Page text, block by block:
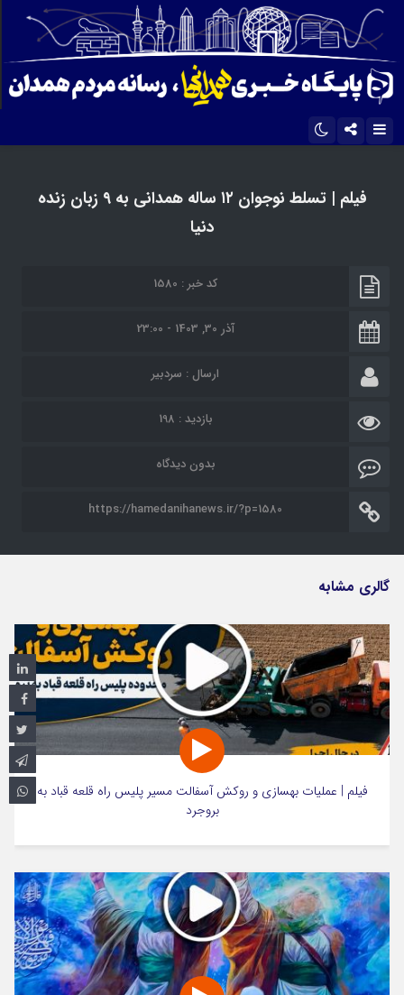
ایتا
آپارات
فیلم | تسلط نوجوان ۱۲ ساله همدانی به ۹ زبان زنده
دنیا
کد خبر : 1580
آذر 30, 1403 - 23:00
ارسال : سردبیر
بازدید : 198
بدون دیدگاه
https://hamedanihanews.ir/?p=1580
گالری مشابه
فیلم | عملیات بهسازی و روکش آسفالت مسیر پلیس راه قلعه قباد به
بروجرد